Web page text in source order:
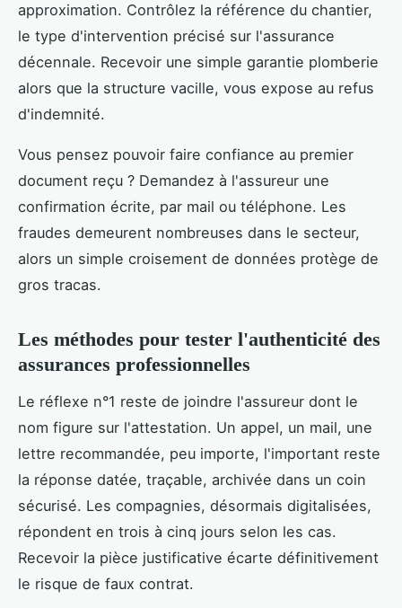
approximation. Contrôlez la référence du chantier,
le type d'intervention précisé sur l'assurance
décennale. Recevoir une simple garantie plomberie
alors que la structure vacille, vous expose au refus
d'indemnité.
Vous pensez pouvoir faire confiance au premier
document reçu ? Demandez à l'assureur une
confirmation écrite, par mail ou téléphone. Les
fraudes demeurent nombreuses dans le secteur,
alors un simple croisement de données protège de
gros tracas.
Les méthodes pour tester l'authenticité des
assurances professionnelles
Le réflexe n°1 reste de joindre l'assureur dont le
nom figure sur l'attestation. Un appel, un mail, une
lettre recommandée, peu importe, l'important reste
la réponse datée, traçable, archivée dans un coin
sécurisé. Les compagnies, désormais digitalisées,
répondent en trois à cinq jours selon les cas.
Recevoir la pièce justificative écarte définitivement
le risque de faux contrat.